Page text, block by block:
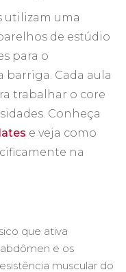
utilizam uma
de estúdio
para o
Cada aula
trabalhar o core
Conheça
e veja como
na
que ativa
e os
muscular do